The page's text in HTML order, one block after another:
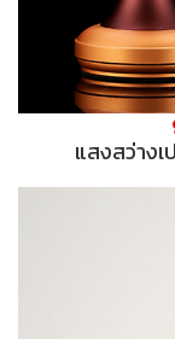
แสงสว่าง